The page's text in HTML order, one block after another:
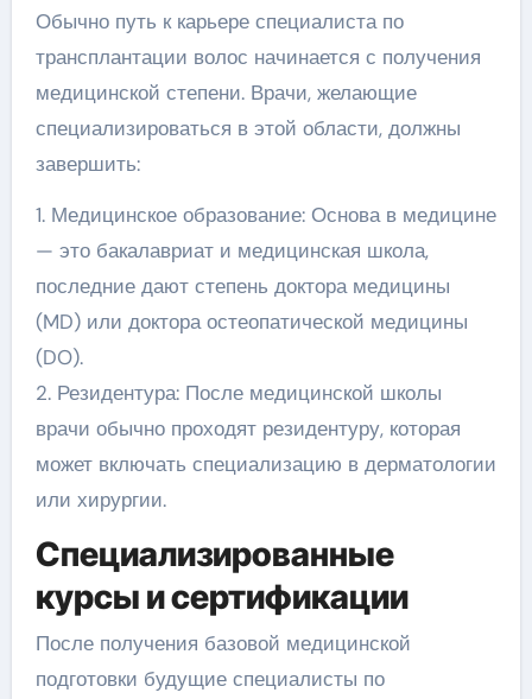
Обычно путь к карьере специалиста по
трансплантации волос начинается с получения
медицинской степени. Врачи, желающие
специализироваться в этой области, должны
завершить:
1. Медицинское образование: Основа в медицине
— это бакалавриат и медицинская школа,
последние дают степень доктора медицины
(MD) или доктора остеопатической медицины
(DO).
2. Резидентура: После медицинской школы
врачи обычно проходят резидентуру, которая
может включать специализацию в дерматологии
или хирургии.
Специализированные
курсы и сертификации
После получения базовой медицинской
подготовки будущие специалисты по